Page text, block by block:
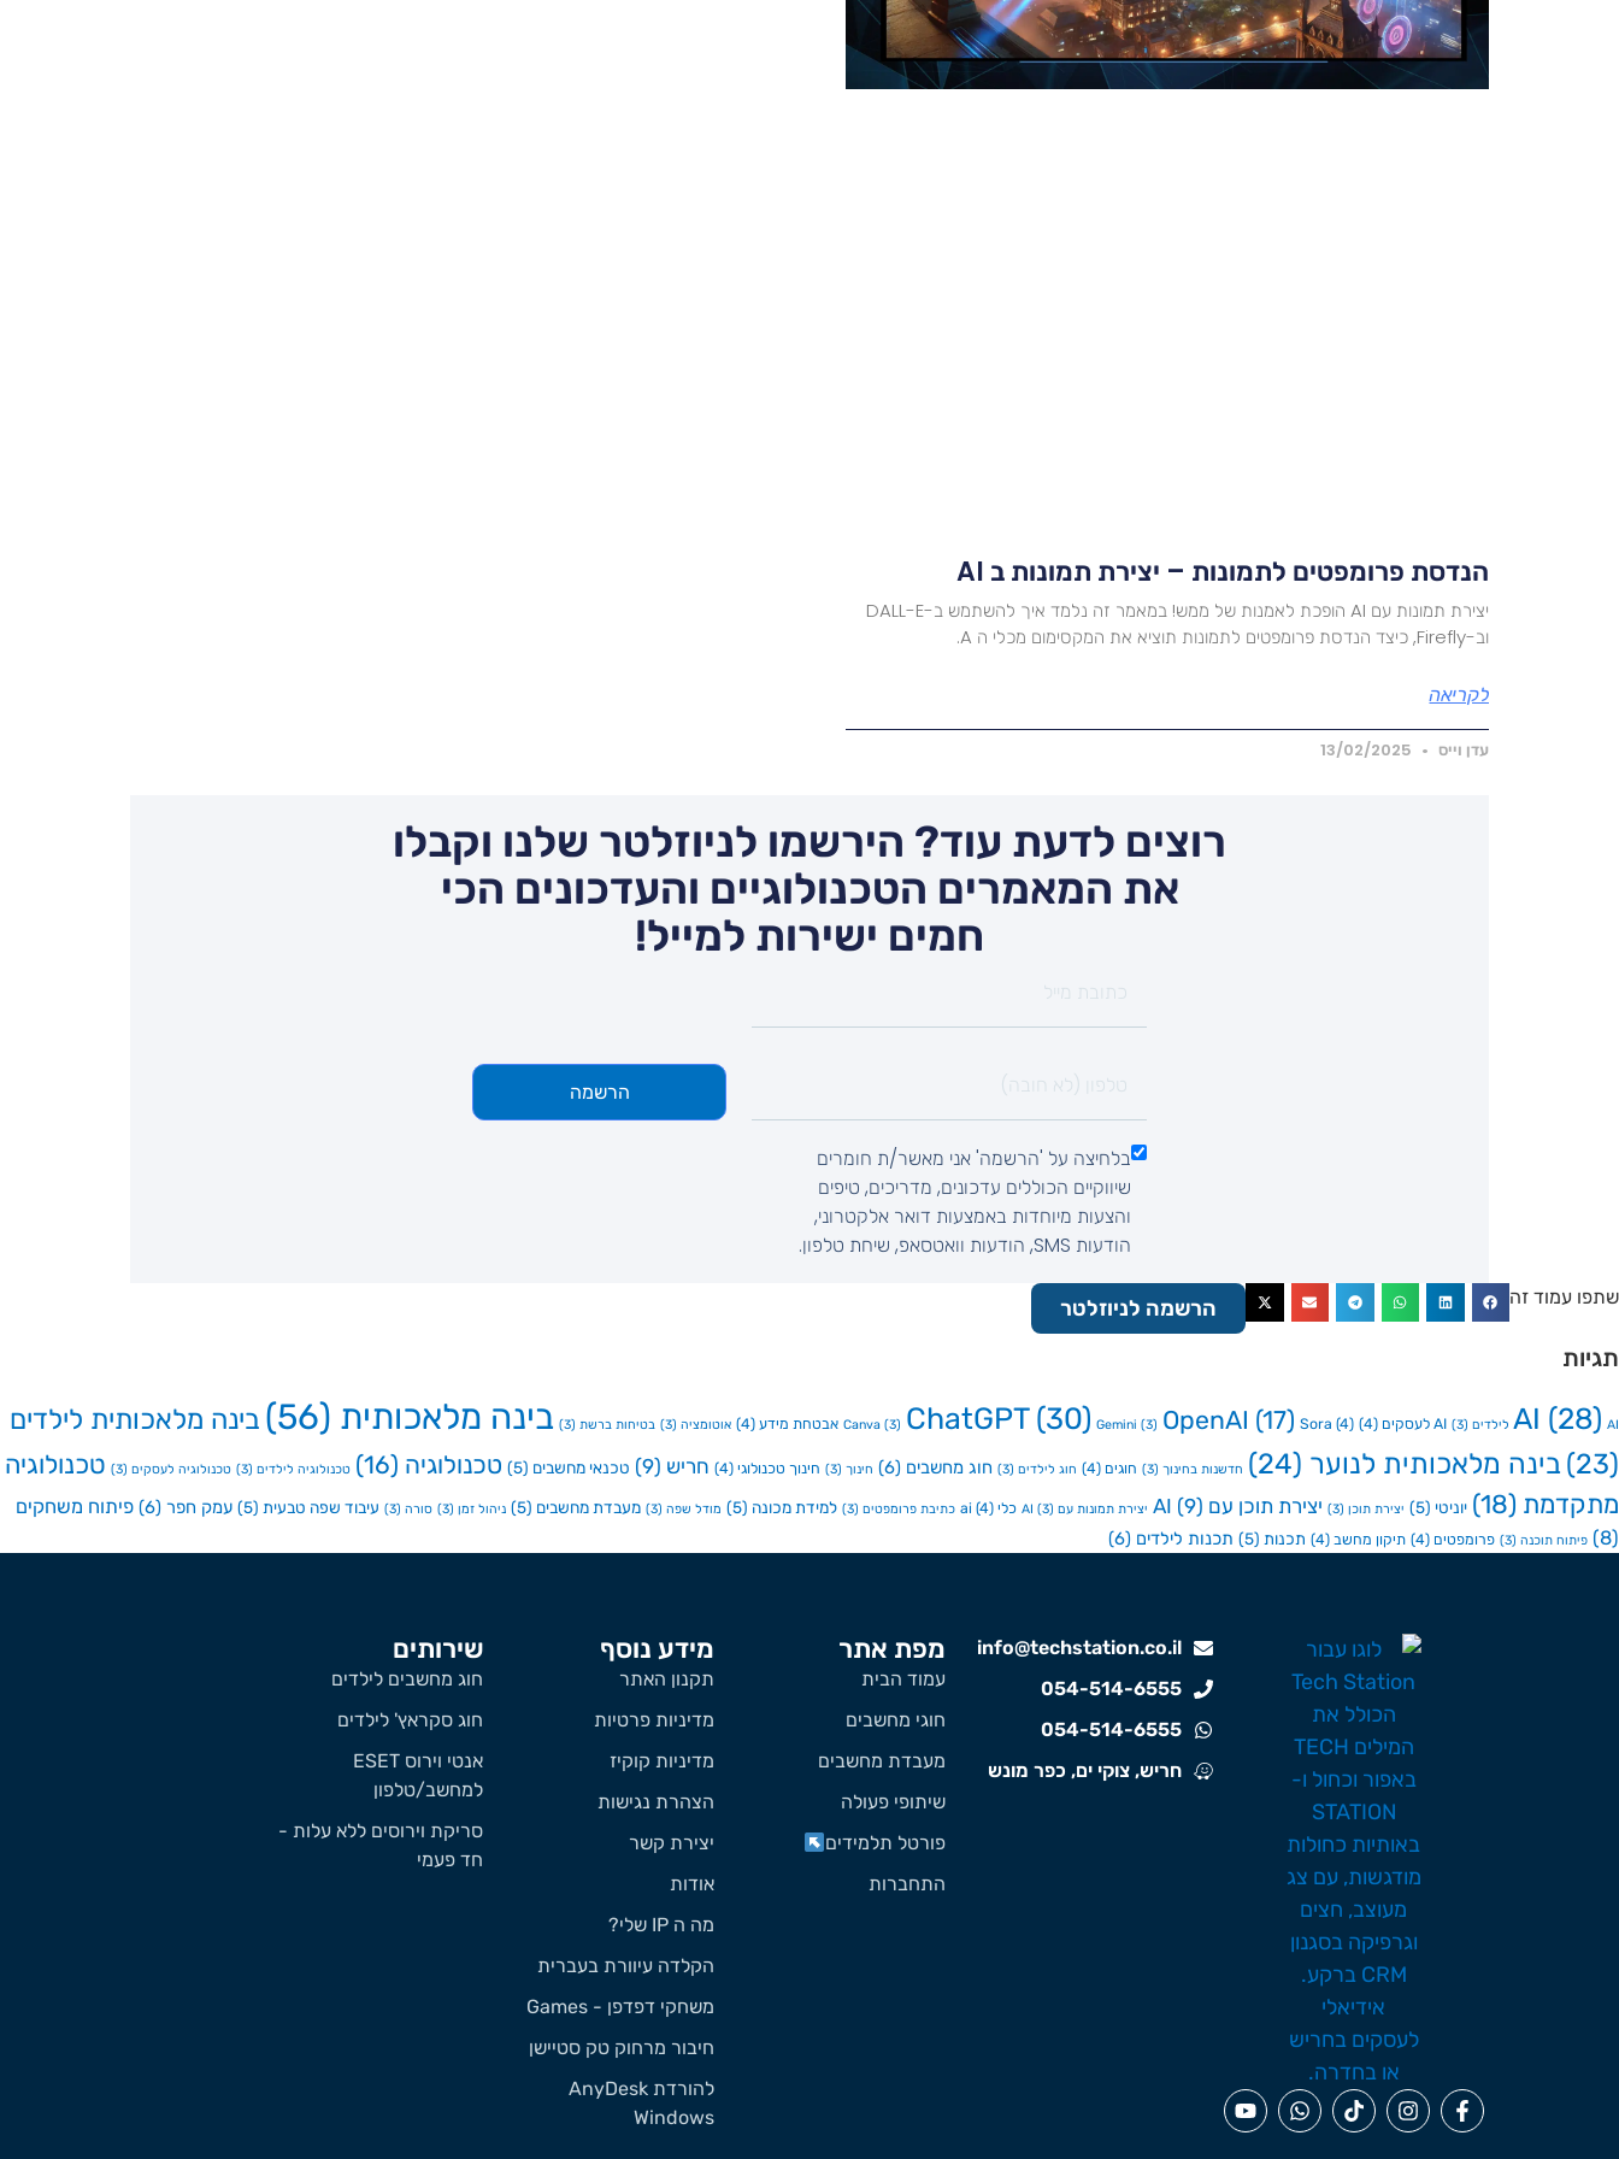
הנדסת פרומפטים לתמונות – יצירת תמונות ב AI
יצירת תמונות עם AI הופכת לאמנות של ממש! במאמר זה נלמד איך להשתמש ב-DALL-E
וב-Firefly, כיצד הנדסת פרומפטים לתמונות תוציא את המקסימום מכלי ה A.
לקריאה
עדן וייס
רוצים לדעת עוד? הירשמו לניוזלטר שלנו וקבלו
את המאמרים הטכנולוגיים והעדכונים הכי
חמים ישירות למייל!
בלחיצה על 'הרשמה' אני מאשר/ת חומרים
שיווקיים הכוללים עדכונים, מדריכים, טיפים
והצעות מיוחדות באמצעות דואר אלקטרוני,
הודעות SMS, הודעות וואטסאפ, שיחת טלפון.
הרשמה
שתפו עמוד זה הרשמה לניוזלטר
תגיות
AI (28) AI לילדים (3) AI לעסקים (4)
Canva (3) ChatGPT(30) Gemini (3) OpenAI (17) Sora (4) אבטחת מידע (4) אוטומציה (3) בטיחות ברשת (3) בינה מלאכותית (56)
בינה מלאכותית לילדים
(23)
בינה מלאכותית לנוער (24) חדשנות בחינוך (3) חוגים (4) חוג לילדים (3) חוג מחשבים (6) חינוך (3) חינוך טכנולוגי (4) חריש (9) טכנאי מחשבים (5) טכנולוגיה (16) טכנולוגיה לילדים (3) טכנולוגיה לעסקים (3)
טכנולוגיה
מתקדמת (18) יוניטי (5) יצירת תוכן (3) יצירת תוכן עם AI (9) יצירת תמונות עם AI (3) כלי ai (4) כתיבת פרומפטים (3) למידת מכונה (5) מודל שפה (3) מעבדת מחשבים (5) ניהול זמן (3) סורה (3) עיבוד שפה טבעית (5) עמק חפר (6)
פיתוח משחקים
(8)
פיתוח תוכנה (3) פרומפטים (4) תיקון מחשב (4) תכנות (5) תכנות לילדים (6)
info@techstation.co.il
054-514-6555
054-514-6555
חריש, צוקי ים, כפר מונש
מפת אתר
עמוד הבית
חוגי מחשבים
מעבדת מחשבים
שיתופי פעולה
פורטל תלמידים
התחברות
מידע נוסף
תקנון האתר
מדיניות פרטיות
מדיניות קוקיז
הצהרת נגישות
יצירת קשר
אודות
מה ה IP שלי?
הקלדה עיוורת בעברית
משחקי דפדפן - Games
חיבור מרחוק טק סטיישן
להורדת AnyDesk
Windows
שירותים
חוג מחשבים לילדים
חוג סקראץ' לילדים
אנטי וירוס ESET
למחשב/טלפון
סריקת וירוסים ללא עלות -
חד פעמי